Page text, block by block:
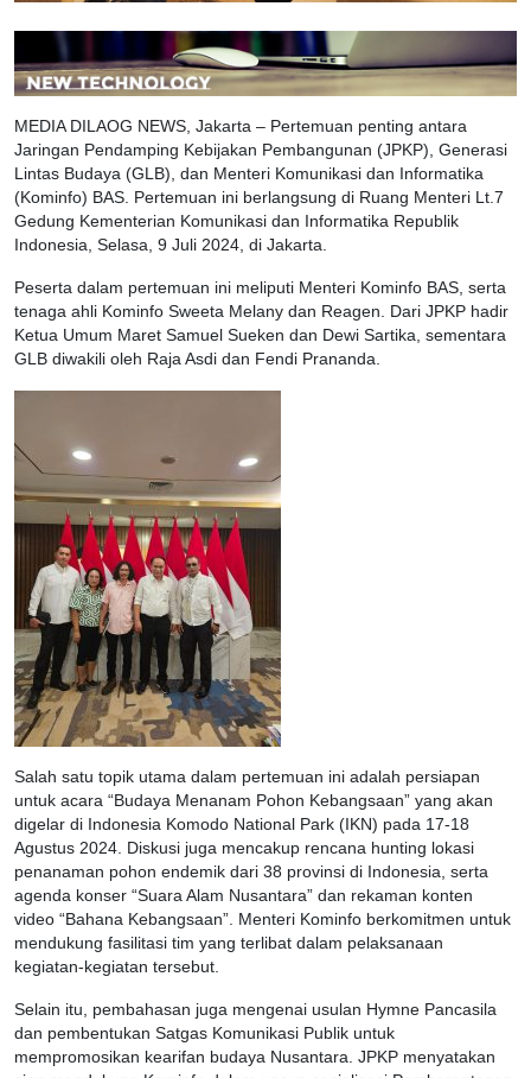
MEDIA DILAOG NEWS, Jakarta – Pertemuan penting antara
Jaringan Pendamping Kebijakan Pembangunan (JPKP), Generasi
Lintas Budaya (GLB), dan Menteri Komunikasi dan Informatika
(Kominfo) BAS. Pertemuan ini berlangsung di Ruang Menteri Lt.7
Gedung Kementerian Komunikasi dan Informatika Republik
Indonesia, Selasa, 9 Juli 2024, di Jakarta.
Peserta dalam pertemuan ini meliputi Menteri Kominfo BAS, serta
tenaga ahli Kominfo Sweeta Melany dan Reagen. Dari JPKP hadir
Ketua Umum Maret Samuel Sueken dan Dewi Sartika, sementara
GLB diwakili oleh Raja Asdi dan Fendi Prananda.
Salah satu topik utama dalam pertemuan ini adalah persiapan
untuk acara “Budaya Menanam Pohon Kebangsaan” yang akan
digelar di Indonesia Komodo National Park (IKN) pada 17-18
Agustus 2024. Diskusi juga mencakup rencana hunting lokasi
penanaman pohon endemik dari 38 provinsi di Indonesia, serta
agenda konser “Suara Alam Nusantara” dan rekaman konten
video “Bahana Kebangsaan”. Menteri Kominfo berkomitmen untuk
mendukung fasilitasi tim yang terlibat dalam pelaksanaan
kegiatan-kegiatan tersebut.
Selain itu, pembahasan juga mengenai usulan Hymne Pancasila
dan pembentukan Satgas Komunikasi Publik untuk
mempromosikan kearifan budaya Nusantara. JPKP menyatakan